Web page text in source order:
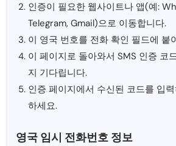
인증이 필요한 웹사이트나 앱(예:
Telegram, Gmail)으로 이동합니다.
이 영국 번호를 전화 확인 필드에 붙
이 페이지로 돌아와서 SMS 인증 코
지 기다립니다.
인증 페이지에서 수신된 코드를 입
하세요.
영국 임시 전화번호 정보